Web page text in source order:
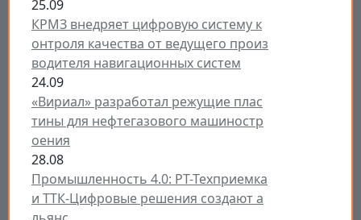
25.09
КРМЗ внедряет цифровую систему к
онтроля качества от ведущего произ
водителя навигационных систем
24.09
«Вириал» разработал режущие плас
тины для нефтегазового машиностр
оения
28.08
Промышленность 4.0: РТ-Техприемка
и ТТК-Цифровые решения создают а